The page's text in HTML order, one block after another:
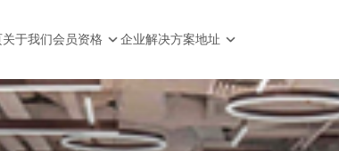
关于我们会员资格 企业解决方案地址